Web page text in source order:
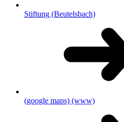
Stiftung (Beutelsbach)
(google maps) (www)